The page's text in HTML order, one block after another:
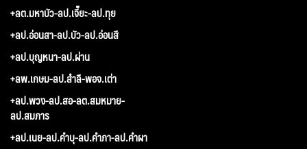
+ลต.มหาบัว-ลป.เจี๊ยะ-ลป.ทุย
+ลป.อ่อนสา-ลป.บัว-ลป.อ่อนสี
+ลป.บุญหนา-ลป.ผ่าน
+ลพ.เกษม-ลป.สำลี-พอจ.เต่า
+ลป.พวง-ลป.สอ-ลต.สมหมาย-
ลป.สมภาร
+ลป.เนย-ลป.คำบุ-ลป.คำภา-ลป.คำผา